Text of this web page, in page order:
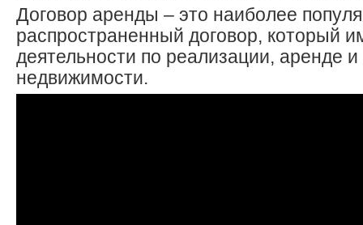
Договор аренды – это наиболее
распространенный договор, который
деятельности по реализации, аренде и
недвижимости.